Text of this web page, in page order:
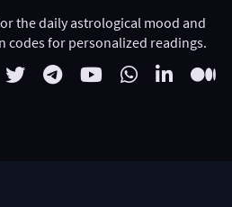
the daily astrological mood and
codes for personalized readings.